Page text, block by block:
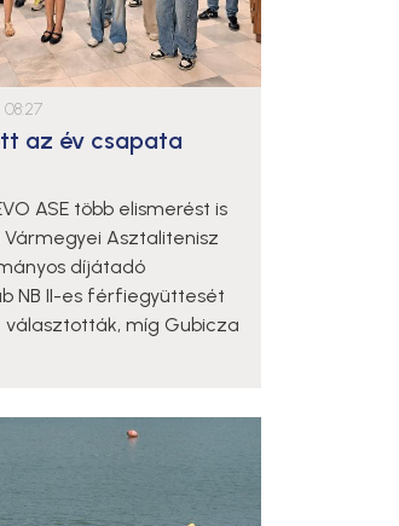
08:27
az év csapata
ASE több elismerést is
Asztalitenisz
díjátadó
NB II-es férfiegyüttesét
míg Gubicza